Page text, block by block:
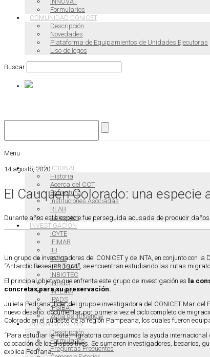
Formularios
COMUNIDAD CONICET
Descripción
Novedades
Plataforma de Equipamientos de Unidades Ejecutoras
Uso de logos
Buscar
Menu
INSTITUCIONAL
Historia
Acerca del CCT
Estructura
Instituciones Asociadas
REAB
Ubicación
INVESTIGACIÓN
ICYTE
IFIMAR
IIB
IIMYC
IIPROSAM
INBIOTEC
INHUS
INTEMA
IPADS
IPSIBAT
Zona de Influencia
ADMINISTRACIÓN
Descripción
Formularios
Preguntas Frecuentes
14 agosto, 2020
El Cauquén Colorado: una especie
Durante años esta especie fue perseguida acusada de producir
Un grupo de investigadores del CONICET y de INTA, en conjunto con
“Antarctic Research Trust”, se encuentran estudiando las rutas
El principal objetivo que enfrenta este grupo de investigación es la
concretas para su preservación.
Julieta Pedrana, líder del grupo e investigadora del CONICET Mar
nuevo desafío: documentar por primera vez el ciclo completo de
Colorado en el sudeste de la región Pampeana, los cuales fueron
“Para estudiar la ruta migratoria conseguimos la ayuda
colocación de los dispositivos. Se sumaron investigadores, becarios,
explica Pedrana.